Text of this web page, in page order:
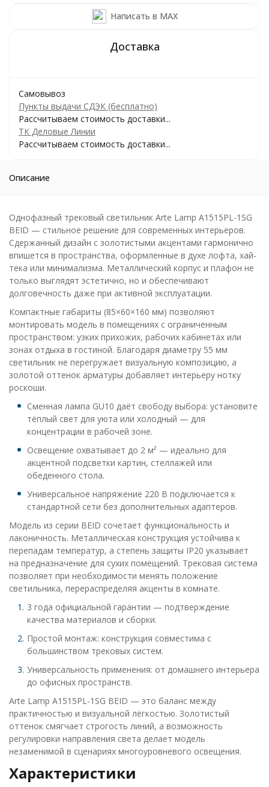
Написать в MAX
Самовывоз
Пункты выдачи СДЭК (бесплатно)
Рассчитываем стоимость доставки...
ТК Деловые Линии
Рассчитываем стоимость доставки...
Описание
Однофазный трековый светильник Arte Lamp A1515PL-1SG
BEID — стильное решение для современных интерьеров.
Сдержанный дизайн с золотистыми акцентами гармонично
впишется в пространства, оформленные в духе лофта, хай-
тека или минимализма. Металлический корпус и плафон не
только выглядят эстетично, но и обеспечивают
долговечность даже при активной эксплуатации.
Компактные габариты (85×60×160 мм) позволяют
монтировать модель в помещениях с ограниченным
пространством: узких прихожих, рабочих кабинетах или
зонах отдыха в гостиной. Благодаря диаметру 55 мм
светильник не перегружает визуальную композицию, а
золотой оттенок арматуры добавляет интерьеру нотку
роскоши.
Сменная лампа GU10 даёт свободу выбора: установите
тёплый свет для уюта или холодный — для
концентрации в рабочей зоне.
Освещение охватывает до 2 м² — идеально для
акцентной подсветки картин, стеллажей или
обеденного стола.
Универсальное напряжение 220 В подключается к
стандартной сети без дополнительных адаптеров.
Модель из серии BEID сочетает функциональность и
лаконичность. Металлическая конструкция устойчива к
перепадам температур, а степень защиты IP20 указывает
на предназначение для сухих помещений. Трековая система
позволяет при необходимости менять положение
светильника, перераспределяя акценты в комнате.
3 года официальной гарантии — подтверждение
качества материалов и сборки.
Простой монтаж: конструкция совместима с
большинством трековых систем.
Универсальность применения: от домашнего интерьера
до офисных пространств.
Arte Lamp A1515PL-1SG BEID — это баланс между
практичностью и визуальной лёгкостью. Золотистый
оттенок смягчает строгость линий, а возможность
регулировки направления света делает модель
незаменимой в сценариях многоуровневого освещения.
Характеристики